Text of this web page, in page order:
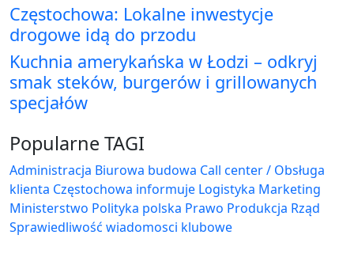
Częstochowa: Lokalne inwestycje
drogowe idą do przodu
Kuchnia amerykańska w Łodzi – odkryj
smak steków, burgerów i grillowanych
specjałów
Popularne TAGI
Administracja Biurowa budowa Call center / Obsługa
klienta Częstochowa informuje Logistyka Marketing
Ministerstwo Polityka polska Prawo Produkcja Rząd
Sprawiedliwość wiadomosci klubowe